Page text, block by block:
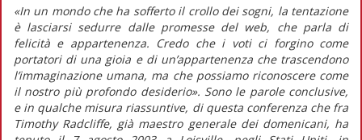
«In un mondo che ha sofferto il crollo dei sogni, la tentazione
è lasciarsi sedurre dalle promesse del web, che parla di
felicità e appartenenza. Credo che i voti ci forgino come
portatori di una gioia e di un’appartenenza che trascendono
l’immaginazione umana, ma che possiamo riconoscere come
il nostro più profondo desiderio». Sono le parole conclusive,
e in qualche misura riassuntive, di questa conferenza che fra
Timothy Radcliffe, già maestro generale dei domenicani, ha